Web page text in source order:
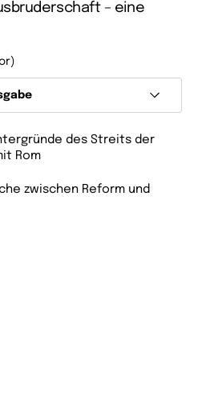
– eine
des Streits der
Rom
zwischen Reform und